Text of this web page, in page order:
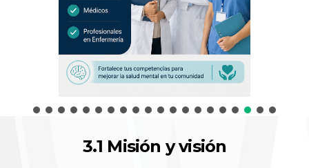
3.1 Misión y visión